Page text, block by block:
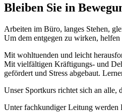
Bleiben Sie in
Arbeiten im Büro, langes Stehen,
Um dem entgegen zu wirken,
Mit wohltuenden und leicht
Mit vielfältigen Kräftigungs- und
gefördert und Stress abgebaut.
Unser Sportkurs richtet sich an alle,
Unter fachkundiger Leitung werden